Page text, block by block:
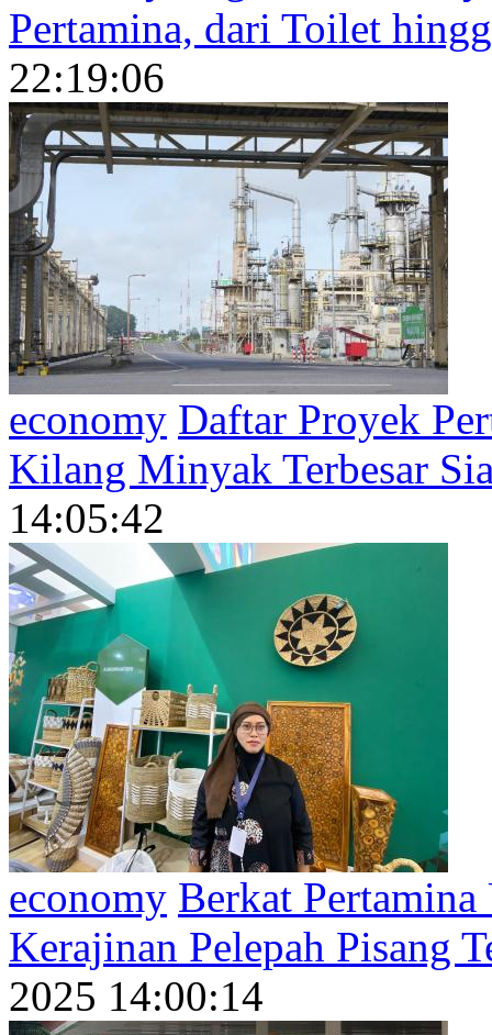
Pertamina, dari Toilet
22:19:06
economy Daftar Proyek
Kilang Minyak Terbesar
14:05:42
economy Berkat
Kerajinan Pelepah Pisang
2025 14:00:14